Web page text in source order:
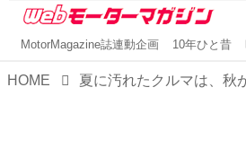
MotorMagazine誌連動企画 10年ひと昔
HOME